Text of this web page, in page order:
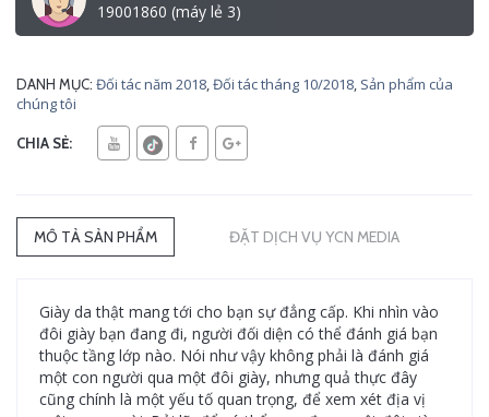
19001860 (máy lẻ 3)
DANH MỤC: Đối tác năm 2018,Đối tác tháng 10/2018, Sản phẩm của
chúng tôi
CHIA SẺ:
MÔ TẢ SẢN PHẨM ĐẶT DỊCH VỤ YCN MEDIA
Giày da thật mang tới cho bạn sự đẳng cấp. Khi nhìn vào
đôi giày bạn đang đi, người đối diện có thể đánh giá bạn
thuộc tầng lớp nào. Nói như vậy không phải là đánh giá
một con người qua một đôi giày, nhưng quả thực đây
cũng chính là một yếu tố quan trọng, để xem xét địa vị